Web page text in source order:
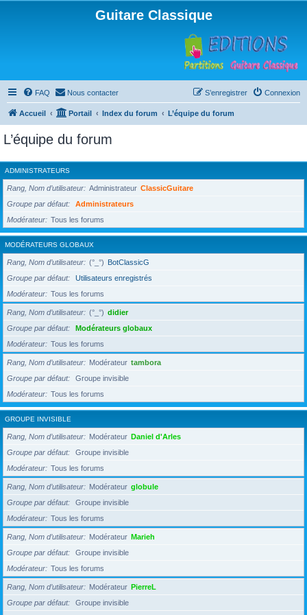
Guitare Classique
FAQ Nous contacter Connexion
S’enregistrer
Accueil Portail Index du forum L’équipe du forum
L’équipe du forum
ADMINISTRATEURS
Rang, Nom d’utilisateur Administrateur ClassicGuitare
Groupe par défaut
Administrateurs
Modérateur
Tous les forums
MODÉRATEURS GLOBAUX
Rang, Nom d’utilisateur (°_°) BotClassicG
Groupe par défaut
Utilisateurs enregistrés
Modérateur
Tous les forums
Rang, Nom d’utilisateur (°_°) didier
Groupe par défaut
Modérateurs globaux
Modérateur
Tous les forums
Rang, Nom d’utilisateur Modérateur tambora
Groupe par défaut
Groupe invisible
Modérateur
Tous les forums
GROUPE INVISIBLE
Rang, Nom d’utilisateur Modérateur Daniel d'Arles
Groupe par défaut
Groupe invisible
Modérateur
Tous les forums
Rang, Nom d’utilisateur Modérateur globule
Groupe par défaut
Groupe invisible
Modérateur
Tous les forums
Rang, Nom d’utilisateur Modérateur Marieh
Groupe par défaut
Groupe invisible
Modérateur
Tous les forums
Rang, Nom d’utilisateur Modérateur PierreL
Groupe par défaut
Groupe invisible